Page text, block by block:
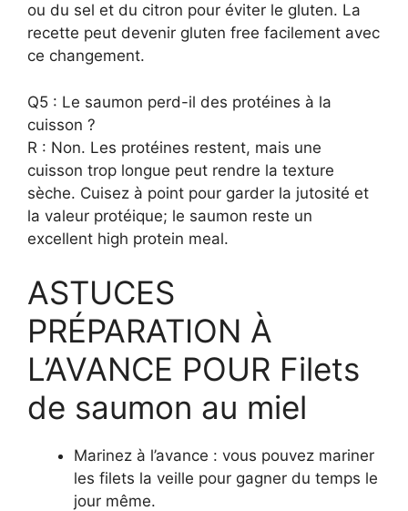
ou du sel et du citron pour éviter le gluten. La
recette peut devenir gluten free facilement avec
ce changement.
Q5 : Le saumon perd-il des protéines à la
cuisson ?
R : Non. Les protéines restent, mais une
cuisson trop longue peut rendre la texture
sèche. Cuisez à point pour garder la jutosité et
la valeur protéique; le saumon reste un
excellent high protein meal.
ASTUCES
PRÉPARATION À
L’AVANCE POUR Filets
de saumon au miel
Marinez à l’avance : vous pouvez mariner
les filets la veille pour gagner du temps le
jour même.